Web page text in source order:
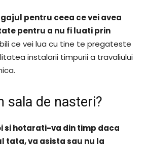
pentru ceea ce vei avea
pentru a nu fi luati prin
ce vei lua cu tine te pregateste
instalarii timpurii a travaliului
sala de nasteri?
si hotarati-va din timp daca
tata, va asista sau nu la